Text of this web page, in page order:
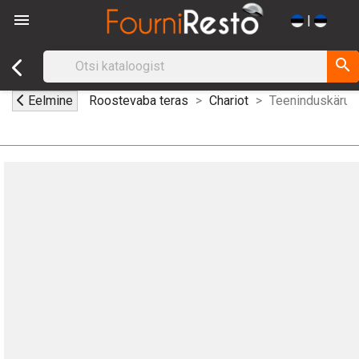
 |
search
Eelmine Roostevaba teras Chariot Teeninduskäru